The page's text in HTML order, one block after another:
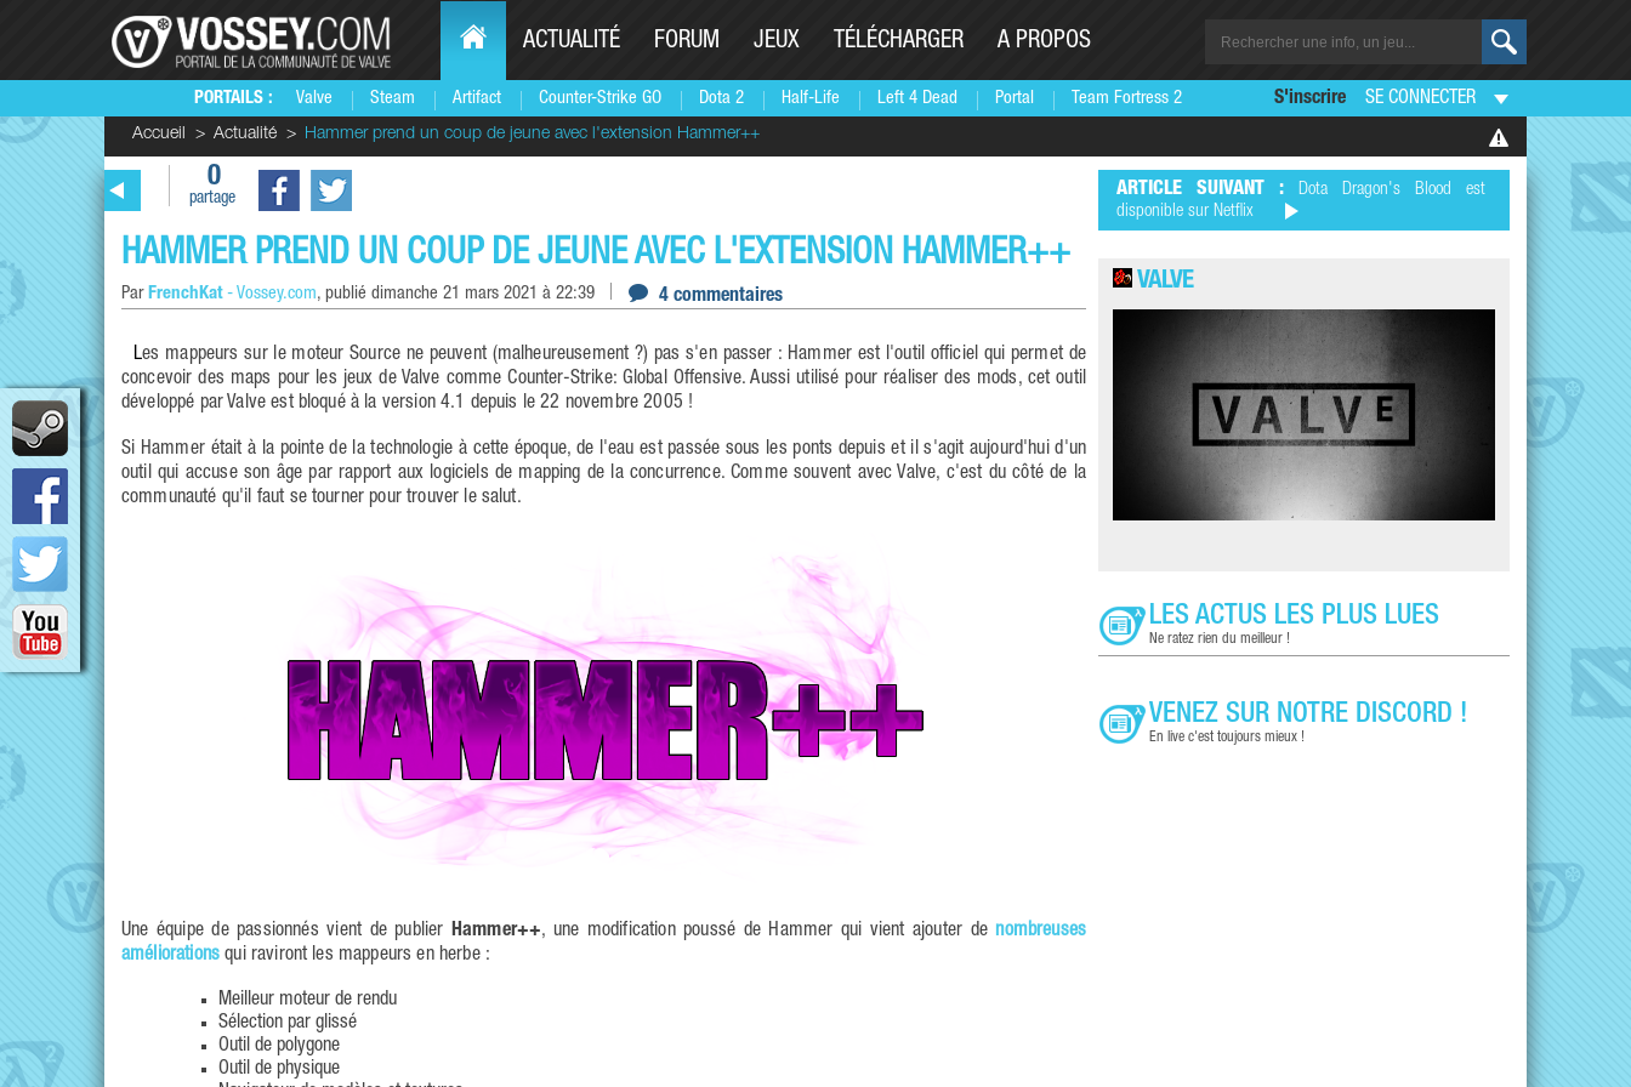
PORTAILS : Valve Steam Artifact Counter-Strike GO Dota 2 Half-Life Left 4 Dead Portal Team Fortress 2
ACTUALITÉ FORUM JEUX TÉLÉCHARGER A PROPOS
S'inscrire SE CONNECTER
Accueil Actualité Hammer prend un coup de jeune avec l'extension Hammer++
0
partage
HAMMER PREND UN COUP DE JEUNE AVEC L'EXTENSION HAMMER++
Par FrenchKat- Vossey.com, publié dimanche 21 mars 2021 à 22:39 4 commentaires
Les mappeurs sur le moteur Source ne peuvent (malheureusement ?) pas s'en passer : Hammer est l'outil officiel qui permet de
concevoir des maps pour les jeux de Valve comme Counter-Strike: Global Offensive. Aussi utilisé pour réaliser des mods, cet outil
développé par Valve est bloqué à la version 4.1 depuis le 22 novembre 2005 !
Si Hammer était à la pointe de la technologie à cette époque, de l'eau est passée sous les ponts depuis et il s'agit aujourd'hui d'un
outil qui accuse son âge par rapport aux logiciels de mapping de la concurrence. Comme souvent avec Valve, c'est du côté de la
communauté qu'il faut se tourner pour trouver le salut.
Une équipe de passionnés vient de publier Hammer++, une modification poussé de Hammer qui vient ajouter de nombreuses
améliorations qui raviront les mappeurs en herbe :
Meilleur moteur de rendu
Sélection par glissé
Outil de polygone
Outil de physique
ARTICLE SUIVANT : Dota Dragon's Blood est
disponible sur Netflix
VALVE
LES ACTUS LES PLUS LUES
Ne ratez rien du meilleur !
VENEZ SUR NOTRE DISCORD !
En live c'est toujours mieux !